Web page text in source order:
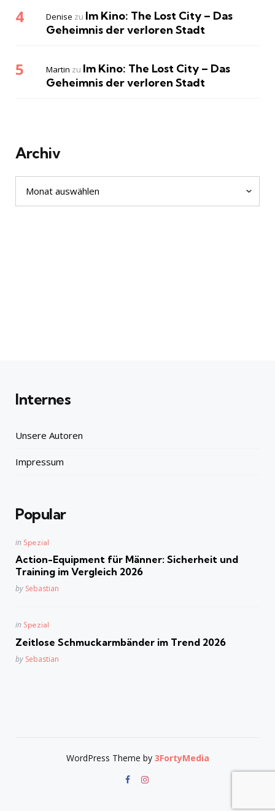
Denise zu Im Kino: The Lost City – Das
Geheimnis der verloren Stadt
Martin zu Im Kino: The Lost City – Das
Geheimnis der verloren Stadt
Archiv
Archiv
Internes
Unsere Autoren
Impressum
Popular
Posted
in Spezial
Action-Equipment für Männer: Sicherheit und
Training im Vergleich 2026
Posted
by Sebastian
Posted
in Spezial
Zeitlose Schmuckarmbänder im Trend 2026
Posted
by Sebastian
WordPress Theme by 3FortyMedia